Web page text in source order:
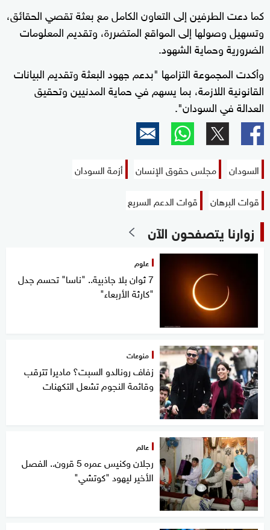
كما دعت الطرفين إلى التعاون الكامل مع بعثة تقصي الحقائق،
وتسهيل وصولها إلى المواقع المتضررة، وتقديم المعلومات
الضرورية وحماية الشهود.
وأكدت المجموعة التزامها "بدعم جهود البعثة وتقديم البيانات
القانونية اللازمة، بما يسهم في حماية المدنيين وتحقيق
العدالة في السودان".
السودان مجلس حقوق الإنسان
أزمة السودان
قوات البرهان
قوات الدعم السريع
زوارنا يتصفحون الآن
علوم
7 ثوان بلا جاذبية.. "ناسا" تحسم جدل
"كارثة الأربعاء"
منوعات
زفاف رونالدو السبت؟ ماديرا تترقب
وقائمة النجوم تشعل التكهنات
عالم
رجلان وكنيس عمره 5 قرون.. الفصل
الأخير ليهود "كوتشي"